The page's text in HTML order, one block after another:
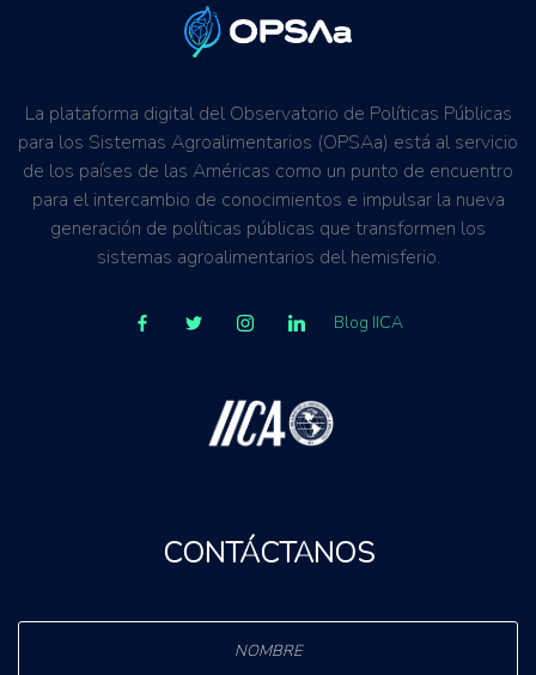
La plataforma digital del Observatorio de Políticas Públicas
para los Sistemas Agroalimentarios (OPSAa) está al servicio
de los países de las Américas como un punto de encuentro
para el intercambio de conocimientos e impulsar la nueva
generación de políticas públicas que transformen los
sistemas agroalimentarios del hemisferio.
Blog IICA
CONTÁCTANOS